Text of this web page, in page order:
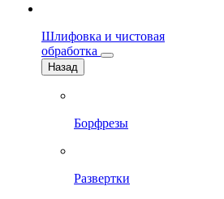
Шлифовка и чистовая
обработка
Назад
Борфрезы
Развертки